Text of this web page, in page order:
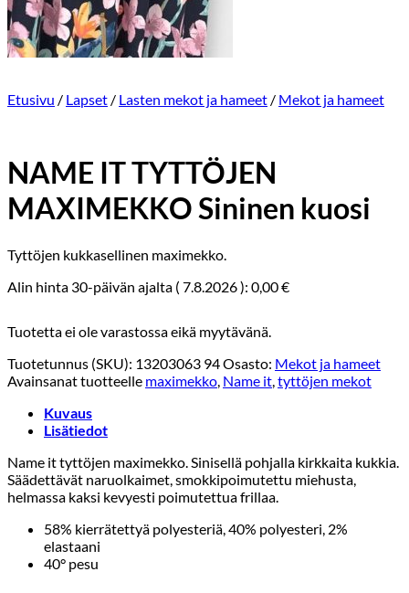
Etusivu / Lapset / Lasten mekot ja hameet / Mekot ja hameet
NAME IT TYTTÖJEN
MAXIMEKKO Sininen kuosi
Tyttöjen kukkasellinen maximekko.
Alin hinta 30-päivän ajalta ( 7.8.2026): 0,00€
Tuotetta ei ole varastossa eikä myytävänä.
Tuotetunnus (SKU): 13203063 94Osasto: Mekot ja hameet
Avainsanat tuotteelle maximekko, Name it,tyttöjen mekot
Kuvaus
Lisätiedot
Name it tyttöjen maximekko. Sinisellä pohjalla kirkkaita kukkia.
Säädettävät naruolkaimet, smokkipoimutettu miehusta,
helmassa kaksi kevyesti poimutettua frillaa.
58% kierrätettyä polyesteriä, 40% polyesteri, 2%
elastaani
40° pesu